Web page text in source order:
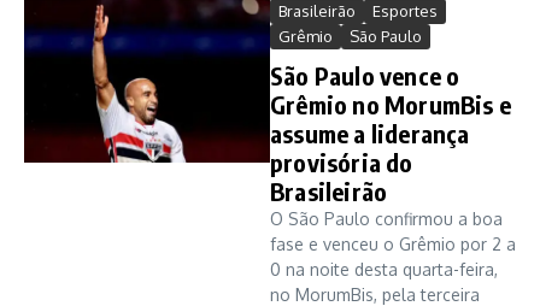
Brasileirão
Esportes
Grêmio
São Paulo
São Paulo vence o
Grêmio no MorumBis e
assume a liderança
provisória do
Brasileirão
O São Paulo confirmou a boa
fase e venceu o Grêmio por 2 a
0 na noite desta quarta-feira,
no MorumBis, pela terceira